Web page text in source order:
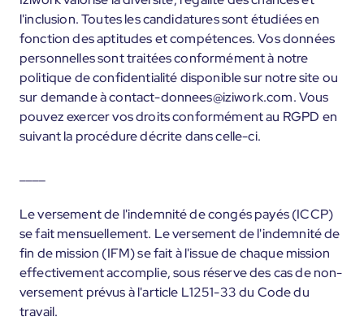
l'inclusion. Toutes les candidatures sont étudiées en
fonction des aptitudes et compétences. Vos données
personnelles sont traitées conformément à notre
politique de confidentialité disponible sur notre site ou
sur demande à contact-donnees@iziwork.com. Vous
pouvez exercer vos droits conformément au RGPD en
suivant la procédure décrite dans celle-ci.
Le versement de l'indemnité de congés payés (ICCP)
se fait mensuellement. Le versement de l'indemnité de
fin de mission (IFM) se fait à l'issue de chaque mission
effectivement accomplie, sous réserve des cas de non-
versement prévus à l'article L1251-33 du Code du
travail.